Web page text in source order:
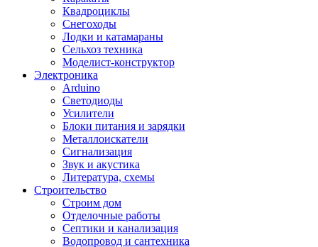
Квадроциклы
Снегоходы
Лодки и катамараны
Сельхоз техника
Моделист-конструктор
Электроника
Arduino
Светодиоды
Усилители
Блоки питания и зарядки
Металлоискатели
Сигнализация
Звук и акустика
Литература, схемы
Строительство
Строим дом
Отделочные работы
Септики и канализация
Водопровод и сантехника